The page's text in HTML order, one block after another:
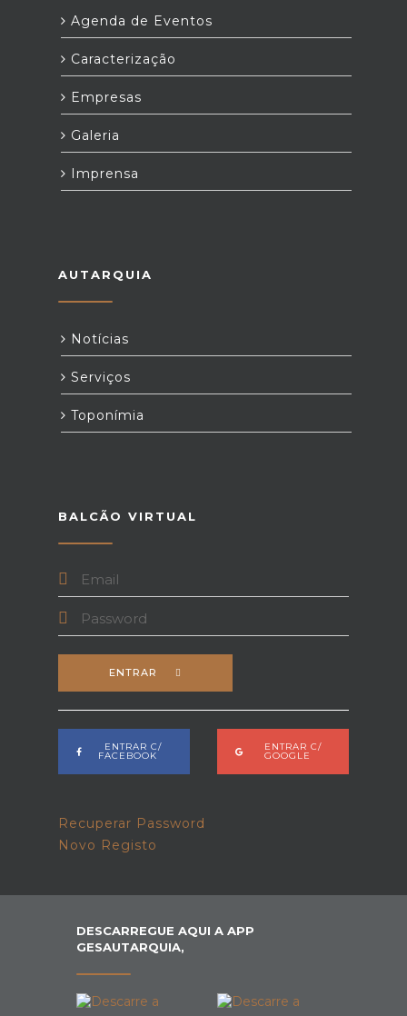
Agenda de Eventos
Caracterização
Empresas
Galeria
Imprensa
AUTARQUIA
Notícias
Serviços
Toponímia
BALCÃO VIRTUAL
ENTRAR
ENTRAR C/
FACEBOOK
ENTRAR C/
GOOGLE
Recuperar Password
Novo Registo
DESCARREGUE AQUI A APP
GESAUTARQUIA,